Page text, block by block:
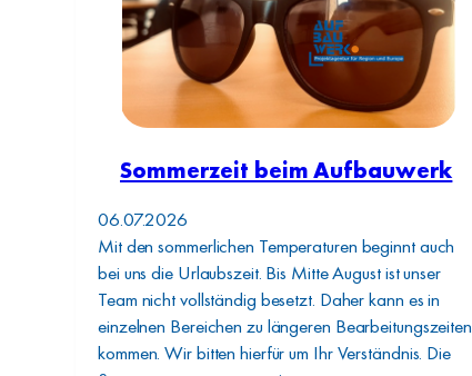
Sommerzeit beim Aufbauwerk
06.07.2026
Mit den sommerlichen Temperaturen beginnt auch
bei uns die Urlaubszeit. Bis Mitte August ist unser
Team nicht vollständig besetzt. Daher kann es in
einzelnen Bereichen zu längeren Bearbeitungszeiten
kommen. Wir bitten hierfür um Ihr Verständnis. Die